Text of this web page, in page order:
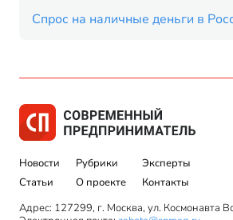
Спрос на наличные деньги в
Новости
Статьи
Рубрики
О проекте
Эксперты
Контакты
Адрес: 127299, г. Москва, ул. Космонавта